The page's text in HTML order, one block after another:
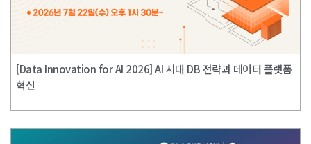
[Data Innovation for AI 2026] AI 시대 DB 전략과 데이터 플랫폼
혁신